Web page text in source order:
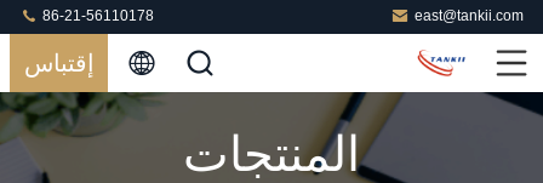
east@tankii.com
86-21-56110178
إقتباس
المنتجات